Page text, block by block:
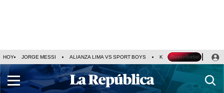
HOY JORGE MESSI ALIANZA LIMA VS SPORT BOYS KENJI FUJIMORI